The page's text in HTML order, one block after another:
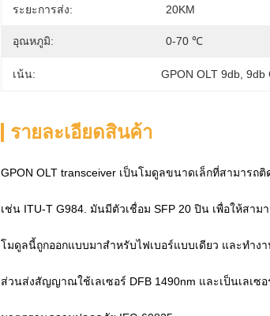
ระยะการส่ง: 20KM
อุณหภูมิ: 0-70 ℃
เน้น: GPON OLT 9db , 9db
รายละเอียดสินค้า
GPON OLT transceiver เป็นโมดูลขนาดเล็กที่สามารถ
เช่น ITU-T G984. มันมีตัวเชื่อม SFP 20 ปิน เพื่อให้สาม
โมดูลนี้ถูกออกแบบมาสําหรับไฟเบอร์แบบเดียว และทําง
ส่วนส่งสัญญาณใช้เลเซอร์ DFB 1490nm และเป็นเลเซ